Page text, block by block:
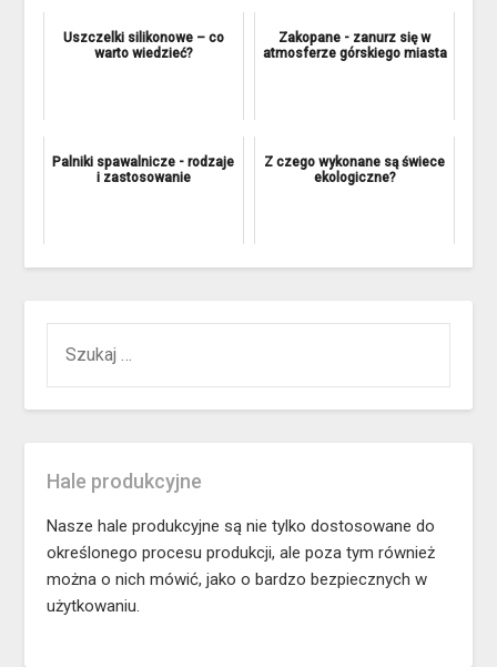
Uszczelki silikonowe – co
warto wiedzieć?
Zakopane - zanurz się w
atmosferze górskiego miasta
Palniki spawalnicze - rodzaje
i zastosowanie
Z czego wykonane są świece
ekologiczne?
Hale produkcyjne
Nasze hale produkcyjne są nie tylko dostosowane do
określonego procesu produkcji, ale poza tym również
można o nich mówić, jako o bardzo bezpiecznych w
użytkowaniu.